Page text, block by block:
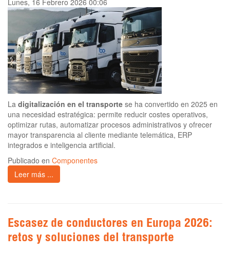
Lunes, 16 Febrero 2026 00:06
La digitalización en el transporte se ha convertido en 2025 en
una necesidad estratégica: permite reducir costes operativos,
optimizar rutas, automatizar procesos administrativos y ofrecer
mayor transparencia al cliente mediante telemática, ERP
integrados e inteligencia artificial.
Publicado en Componentes
Leer más ...
Escasez de conductores en Europa 2026:
retos y soluciones del transporte